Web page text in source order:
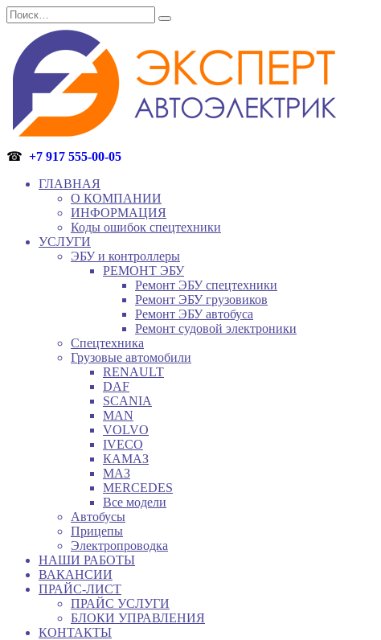
Перейти
к
содержанию
Search
for:
☎ +7 917 555-00-05
ГЛАВНАЯ
О КОМПАНИИ
ИНФОРМАЦИЯ
Коды ошибок спецтехники
УСЛУГИ
ЭБУ и контроллеры
РЕМОНТ ЭБУ
Ремонт ЭБУ спецтехники
Ремонт ЭБУ грузовиков
Ремонт ЭБУ автобуса
Ремонт судовой электроники
Спецтехника
Грузовые автомобили
RENAULT
DAF
SCANIA
MAN
VOLVO
IVECO
КАМАЗ
МАЗ
MERCEDES
Все модели
Автобусы
Прицепы
Электропроводка
НАШИ РАБОТЫ
ВАКАНСИИ
ПРАЙС-ЛИСТ
ПРАЙС УСЛУГИ
БЛОКИ УПРАВЛЕНИЯ
КОНТАКТЫ